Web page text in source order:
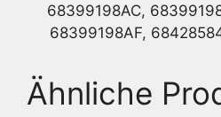
68399198AC,
68399198AF,
Ähnliche